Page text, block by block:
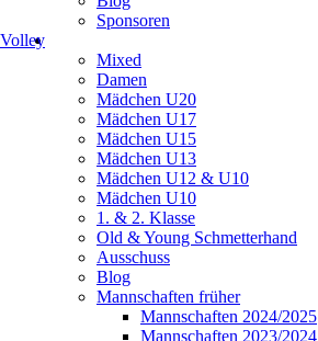
Sponsoren
Volley
Mixed
Damen
Mädchen U20
Mädchen U17
Mädchen U15
Mädchen U13
Mädchen U12 & U10
Mädchen U10
1. & 2. Klasse
Old & Young Schmetterhand
Ausschuss
Blog
Mannschaften früher
Mannschaften 2024/2025
Mannschaften 2023/2024